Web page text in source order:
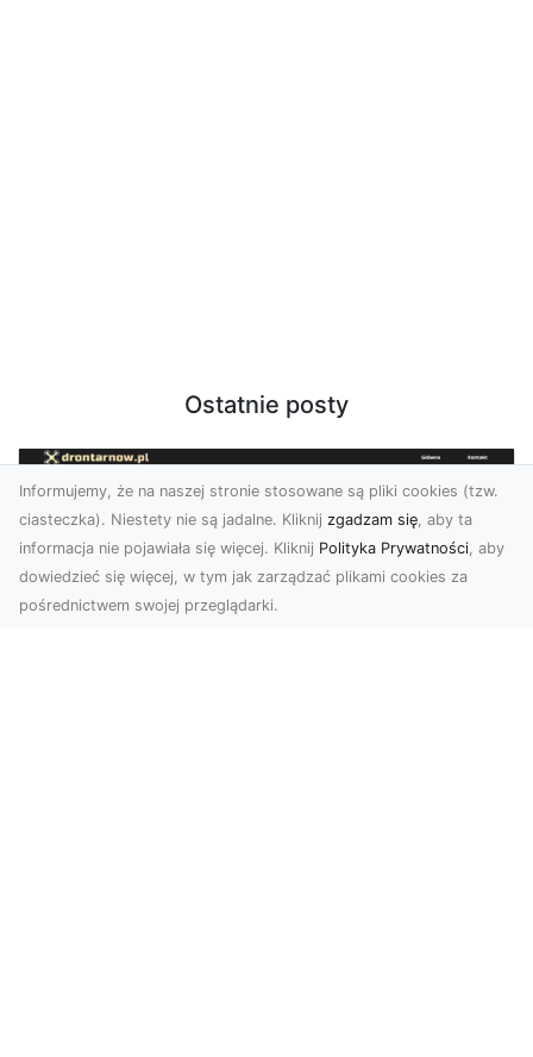
Ostatnie posty
Informujemy, że na naszej stronie stosowane są pliki cookies (tzw.
ciasteczka). Niestety nie są jadalne. Kliknij zgadzam się, aby ta
informacja nie pojawiała się więcej. Kliknij Polityka Prywatności, aby
dowiedzieć się więcej, w tym jak zarządzać plikami cookies za
pośrednictwem swojej przeglądarki.